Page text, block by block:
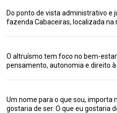
Do ponto de vista administrativo e
fazenda Cabaceiras, localizada na
O altruísmo tem foco no bem-
pensamento, autonomia e direito à
Um nome para o que sou, importa
gostaria de ser. O que eu gostaria